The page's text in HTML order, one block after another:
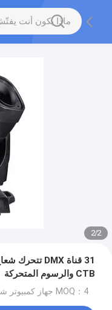
2
/
2
CTB والرسوم المتحركة
MOQ：4 جهاز كمبيوتر شخصى